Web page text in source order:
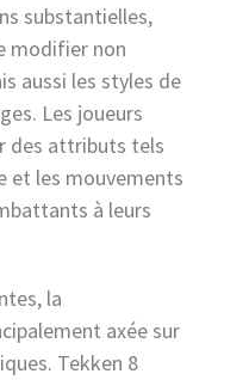
substantielles,
modifier non
aussi les styles de
Les joueurs
des attributs tels
et les mouvements
à leurs
la
axée sur
Tekken 8